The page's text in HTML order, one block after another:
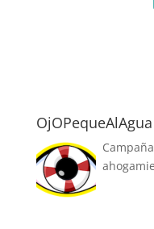
OjOPequeAlAgua